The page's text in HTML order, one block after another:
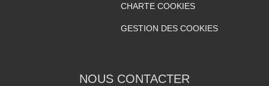
CHARTE COOKIES
GESTION DES COOKIES
NOUS CONTACTER